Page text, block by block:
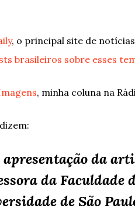
, o principal site de
brasileiros sobre esses
, minha coluna na
apresentação da
da Faculdade
de São